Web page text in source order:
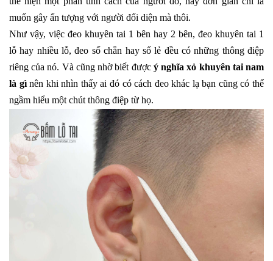
muốn gây ấn tượng với người đối diện mà thôi.
Như vậy, việc đeo khuyên tai 1 bên hay 2 bên, đeo khuyên tai 1
lỗ hay nhiều lỗ, đeo số chẵn hay số lẻ đều có những thông điệp
riêng của nó. Và cũng nhờ biết được ý nghĩa xỏ khuyên tai nam
là gìnên khi nhìn thấy ai đó có cách đeo khác lạ bạn cũng có thể
ngầm hiểu một chút thông điệp từ họ.